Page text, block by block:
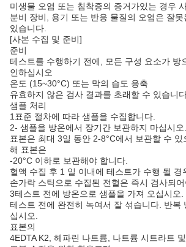
미생물 오염 또는 침착증의 증거가있는 경우
분비 장비, 용기 또는 반응 물질의 오염은 잘
있습니다.
[사본 수집 및 준비]
준비
테스트를 수행하기 전에, 모든 구성 요소가 방
인하십시오
온도 (15~30°C) 또는 막의 습도 응축
유효하지 않은 검사 결과를 초래할 수 있습니
샘플 처리
1표준 절차에 따라 샘플을 수집합니다.
2- 샘플을 방온에서 장기간 보관하지 마십시오.
표본은 최대 3일 동안 2-8°C에서 보관할 수 있
해 표본은
-20°C 이하로 보관해야 합니다.
혈액 수집 후 1 일 이내에 테스트가 수행 될 경
손가락 스틱으로 수집된 전혈은 즉시 검사되어
3테스트 전에 방온으로 샘플을 가져 오십시오.
테스트 전에 완전히 녹여서 잘 섞습니다. 반복
십시오.
표본의
4EDTA K2, 헤파린 나트륨, 나트륨 시트라트